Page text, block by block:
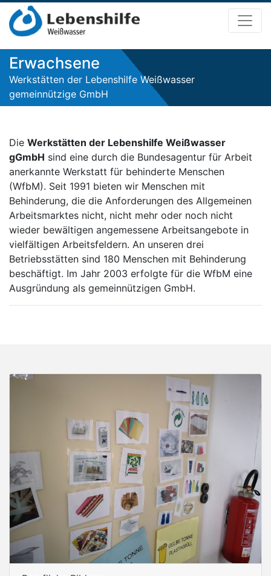
Erwachsene
Werkstätten der Lebenshilfe Weißwasser
gemeinnützige GmbH
Die Werkstätten der Lebenshilfe Weißwasser
gGmbH sind eine durch die Bundesagentur für Arbeit
anerkannte Werkstatt für behinderte Menschen
(WfbM). Seit 1991 bieten wir Menschen mit
Behinderung, die die Anforderungen des Allgemeinen
Arbeitsmarktes nicht, nicht mehr oder noch nicht
wieder bewältigen angemessene Arbeitsangebote in
vielfältigen Arbeitsfeldern. An unseren drei
Betriebsstätten sind 180 Menschen mit Behinderung
beschäftigt. Im Jahr 2003 erfolgte für die WfbM eine
Ausgründung als gemeinnützigen GmbH.